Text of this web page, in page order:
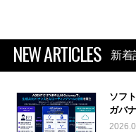
NEW ARTICLES 新着
ソフ
ガバ